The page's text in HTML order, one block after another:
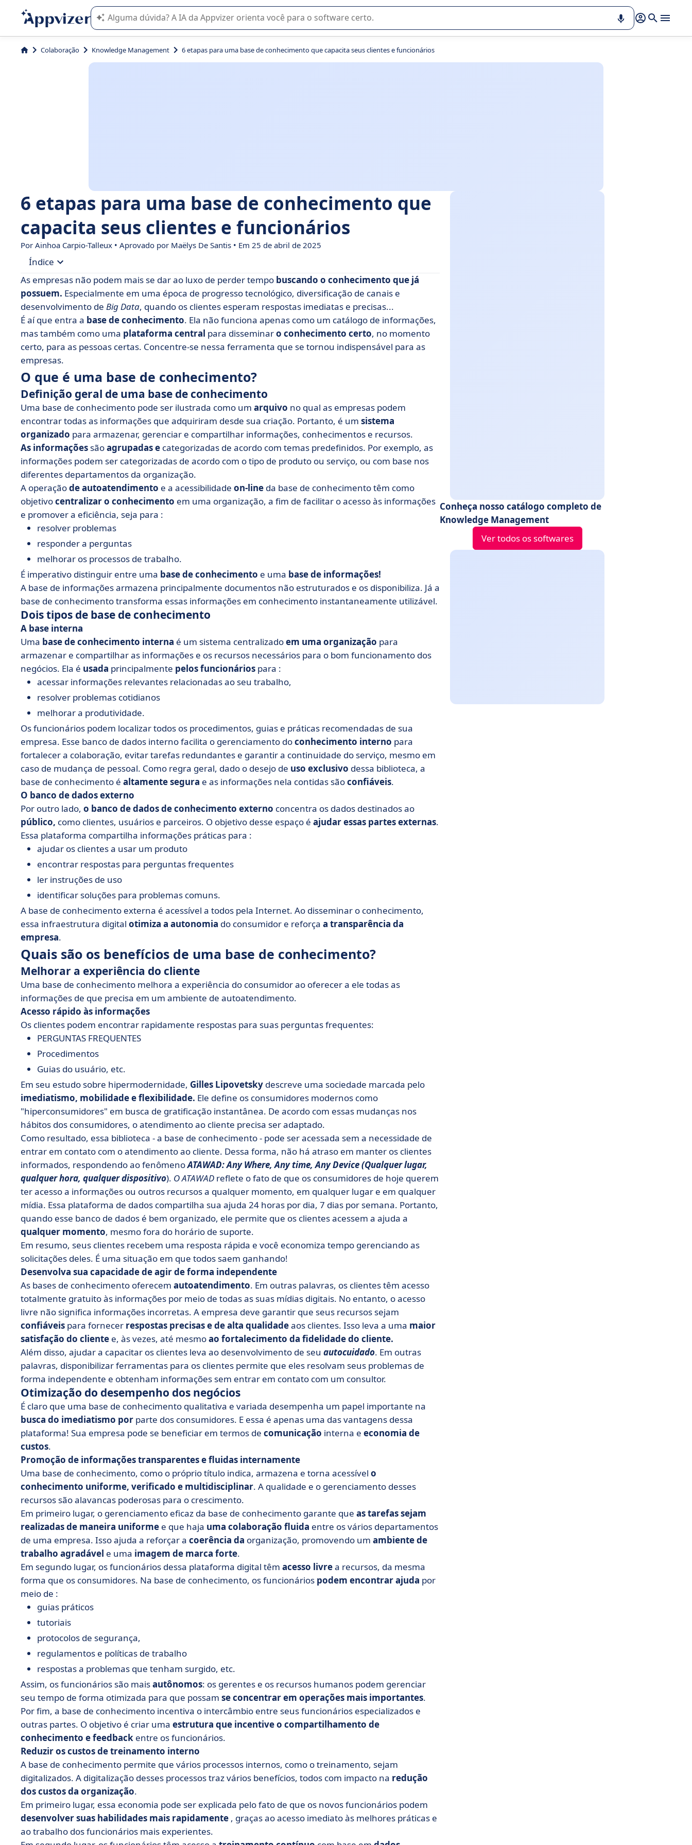
A IA do Appvizer o orienta no uso ou na seleção de software SaaS para sua empresa.
Colaboração Knowledge Management 6 etapas para uma base de conhecimento que capacita seus clientes e funcionários
6 etapas para uma base de conhecimento que
capacita seus clientes e funcionários
Por Ainhoa Carpio-Talleux • Aprovado por Maëlys De Santis • Em 25 de abril de 2025
Índice
• O que é uma base de conhecimento?
• Quais são os benefícios de uma base de conhecimento?
• Crie sua base de conhecimento em 3 etapas
• Como você pode explorar o potencial de uma base de conhecimento?
• 7 exemplos de software para sua base de conhecimento
• Os elementos essenciais para uma base de conhecimento de alto desempenho
• Perguntas frequentes sobre a base de conhecimento
As empresas não podem mais se dar ao luxo de perder tempo buscando o conhecimento que já
possuem. Especialmente em uma época de progresso tecnológico, diversificação de canais e
desenvolvimento de Big Data, quando os clientes esperam respostas imediatas e precisas...
É aí que entra a base de conhecimento. Ela não funciona apenas como um catálogo de informações,
mas também como uma plataforma central para disseminaro conhecimento certo, no momento
certo, para as pessoas certas. Concentre-se nessa ferramenta que se tornou indispensável para as
empresas.
O que é uma base de conhecimento?
Definição geral de uma base de conhecimento
Uma base de conhecimento pode ser ilustrada como um arquivo no qual as empresas podem
encontrar todas as informações que adquiriram desde sua criação. Portanto, é um sistema
organizado para armazenar, gerenciar e compartilhar informações, conhecimentos e recursos.
As informações sãoagrupadas e categorizadas de acordo com temas predefinidos. Por exemplo, as
informações podem ser categorizadas de acordo com o tipo de produto ou serviço, ou com base nos
diferentes departamentos da organização.
A operaçãode autoatendimento e a acessibilidade on-line da base de conhecimento têm como
objetivocentralizar o conhecimento em uma organização, a fim de facilitar o acesso às informações
e promover a eficiência, seja para :
resolver problemas
responder a perguntas
melhorar os processos de trabalho.
É imperativo distinguir entre uma base de conhecimento e uma base de informações!
A base de informações armazena principalmente documentos não estruturados e os disponibiliza. Já a
base de conhecimento transforma essas informações em conhecimento instantaneamente utilizável.
Dois tipos de base de conhecimento
A base interna
Uma base de conhecimento interna é um sistema centralizadoem uma organização para
armazenar e compartilhar as informações e os recursos necessários para o bom funcionamento dos
negócios. Ela é usada principalmente pelos funcionários para :
acessar informações relevantes relacionadas ao seu trabalho,
resolver problemas cotidianos
melhorar a produtividade.
Os funcionários podem localizar todos os procedimentos, guias e práticas recomendadas de sua
empresa. Esse banco de dados interno facilita o gerenciamento doconhecimento interno para
fortalecer a colaboração, evitar tarefas redundantes e garantir a continuidade do serviço, mesmo em
caso de mudança de pessoal. Como regra geral, dado o desejo de uso exclusivo dessa biblioteca, a
base de conhecimento é altamente segura e as informações nela contidas sãoconfiáveis.
O banco de dados externo
Por outro lado, o banco de dados de conhecimento externo concentra os dados destinados ao
público, como clientes, usuários e parceiros. O objetivo desse espaço é ajudar essas partes externas.
Essa plataforma compartilha informações práticas para :
ajudar os clientes a usar um produto
encontrar respostas para perguntas frequentes
ler instruções de uso
identificar soluções para problemas comuns.
A base de conhecimento externa é acessível a todos pela Internet. Ao disseminar o conhecimento,
essa infraestrutura digital otimiza a autonomia do consumidor e reforça a transparência da
empresa.
Quais são os benefícios de uma base de conhecimento?
Melhorar a experiência do cliente
Uma base de conhecimento melhora a experiência do consumidor ao oferecer a ele todas as
informações de que precisa em um ambiente de autoatendimento.
Acesso rápido às informações
Os clientes podem encontrar rapidamente respostas para suas perguntas frequentes:
PERGUNTAS FREQUENTES
Procedimentos
Guias do usuário, etc.
Em seu estudo sobre hipermodernidade, Gilles Lipovetsky descreve uma sociedade marcada pelo
imediatismo, mobilidade e flexibilidade. Ele define os consumidores modernos como
"hiperconsumidores" em busca de gratificação instantânea. De acordo com essas mudanças nos
hábitos dos consumidores, o atendimento ao cliente precisa ser adaptado.
Como resultado, essa biblioteca - a base de conhecimento - pode ser acessada sem a necessidade de
entrar em contato com o atendimento ao cliente. Dessa forma, não há atraso em manter os clientes
informados, respondendo ao fenômenoATAWAD: Any Where, Any time, Any Device (Qualquer lugar,
qualquer hora, qualquer dispositivo). O ATAWAD reflete o fato de que os consumidores de hoje querem
ter acesso a informações ou outros recursos a qualquer momento, em qualquer lugar e em qualquer
mídia. Essa plataforma de dados compartilha sua ajuda 24 horas por dia, 7 dias por semana. Portanto,
quando esse banco de dados é bem organizado, ele permite que os clientes acessem a ajuda a
qualquer momento, mesmo fora do horário de suporte.
Em resumo, seus clientes recebem uma resposta rápida e você economiza tempo gerenciando as
solicitações deles. É uma situação em que todos saem ganhando!
Desenvolva sua capacidade de agir de forma independente
As bases de conhecimento oferecem autoatendimento. Em outras palavras, os clientes têm acesso
totalmente gratuito às informações por meio de todas as suas mídias digitais. No entanto, o acesso
livre não significa informações incorretas. A empresa deve garantir que seus recursos sejam
confiáveis para fornecer respostas precisas e de alta qualidadeaos clientes. Isso leva a uma maior
satisfação do cliente e, às vezes, até mesmoao fortalecimento da fidelidade do cliente.
Além disso, ajudar a capacitar os clientes leva ao desenvolvimento de seu autocuidado. Em outras
palavras, disponibilizar ferramentas para os clientes permite que eles resolvam seus problemas de
forma independente e obtenham informações sem entrar em contato com um consultor.
Otimização do desempenho dos negócios
É claro que uma base de conhecimento qualitativa e variada desempenha um papel importante na
busca do imediatismo por parte dos consumidores. E essa é apenas uma das vantagens dessa
plataforma! Sua empresa pode se beneficiar em termos de comunicação interna e economia de
custos.
Promoção de informações transparentes e fluidas internamente
Uma base de conhecimento, como o próprio título indica, armazena e torna acessível o
conhecimento uniforme, verificado e multidisciplinar. A qualidade e o gerenciamento desses
recursos são alavancas poderosas para o crescimento.
Em primeiro lugar, o gerenciamento eficaz da base de conhecimento garante que as tarefas sejam
realizadas de maneira uniforme e que haja uma colaboração fluida entre os vários departamentos
de uma empresa. Isso ajuda a reforçar a coerência da organização, promovendo um ambiente de
trabalho agradável e uma imagem de marca forte.
Em segundo lugar, os funcionários dessa plataforma digital têm acesso livrea recursos, da mesma
forma que os consumidores. Na base de conhecimento, os funcionários podem encontrar ajuda por
meio de :
guias práticos
tutoriais
protocolos de segurança,
regulamentos e políticas de trabalho
respostas a problemas que tenham surgido, etc.
Assim, os funcionários são maisautônomos: os gerentes e os recursos humanos podem gerenciar
seu tempo de forma otimizada para que possam se concentrar em operações mais importantes.
Por fim, a base de conhecimento incentiva o intercâmbio entre seus funcionários especializados e
outras partes. O objetivo é criar uma estrutura que incentive o compartilhamento de
conhecimento e feedback entre os funcionários.
Reduzir os custos de treinamento interno
A base de conhecimento permite que vários processos internos, como o treinamento, sejam
digitalizados. A digitalização desses processos traz vários benefícios, todos com impacto na redução
dos custos da organização.
Em primeiro lugar, essa economia pode ser explicada pelo fato de que os novos funcionários podem
desenvolver suas habilidades mais rapidamente , graças ao acesso imediato às melhores práticas e
ao trabalho dos funcionários mais experientes.
Conheça nosso catálogo completo de
Knowledge Management
Ver todos os softwares